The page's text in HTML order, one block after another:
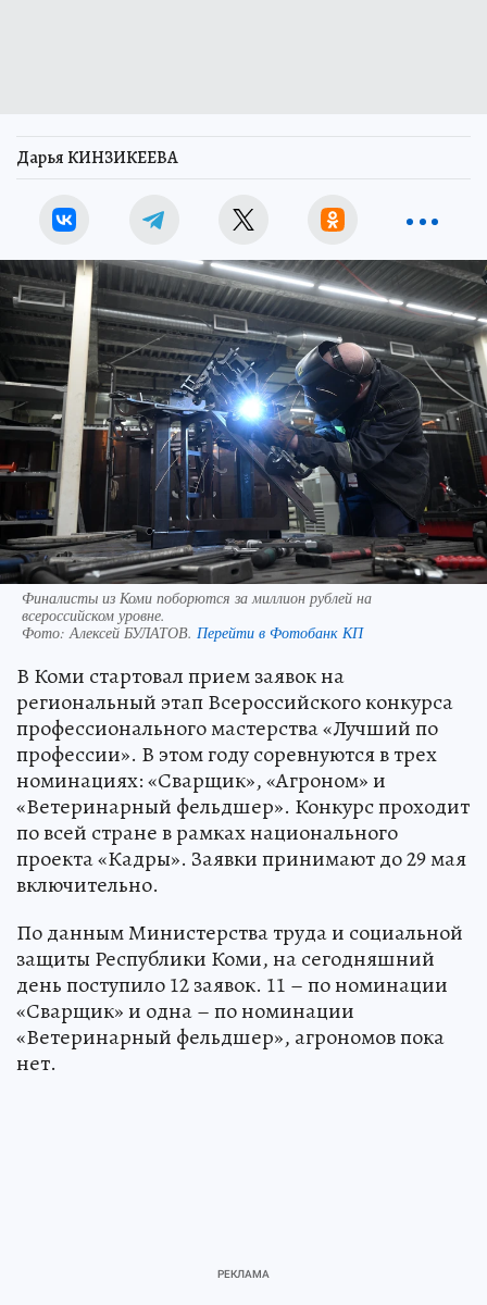
Дарья КИНЗИКЕЕВА
Финалисты из Коми поборются за миллион рублей на
всероссийском уровне.
Фото: Алексей БУЛАТОВ. Перейти в Фотобанк КП
В Коми стартовал прием заявок на
региональный этап Всероссийского конкурса
профессионального мастерства «Лучший по
профессии». В этом году соревнуются в трех
номинациях: «Сварщик», «Агроном» и
«Ветеринарный фельдшер». Конкурс проходит
по всей стране в рамках национального
проекта «Кадры». Заявки принимают до 29 мая
включительно.
По данным Министерства труда и социальной
защиты Республики Коми, на сегодняшний
день поступило 12 заявок. 11 – по номинации
«Сварщик» и одна – по номинации
«Ветеринарный фельдшер», агрономов пока
нет.